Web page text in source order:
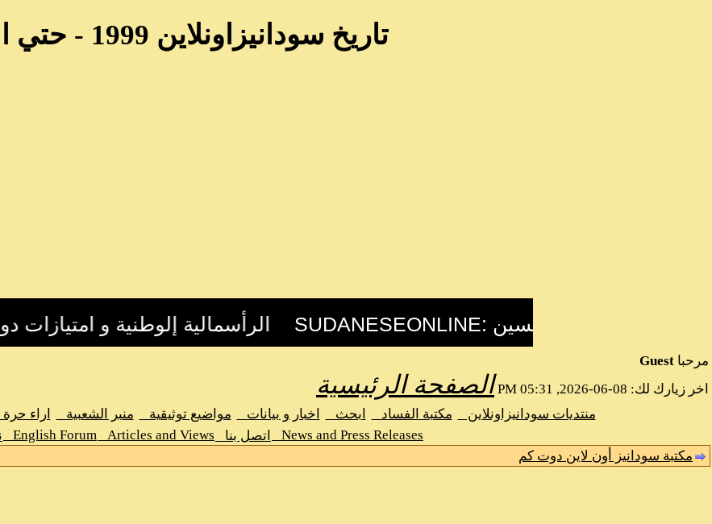
تاريخ سودانيزاونلاين 1999 - حتي اليوم
مرحبا Guest
اخر زيارك لك: 08-06-2026, 05:31 PM
الصفحة الرئيسية
منتديات سودانيزاونلاين مكتبة الفساد ابحث اخبار و بيانات مواضيع توثيقية منبر الشعبية اراء
News and Press Releases
اتصل بنا Articles and Views
English Forum
مكتبة سودانيز أون لاين دوت كم